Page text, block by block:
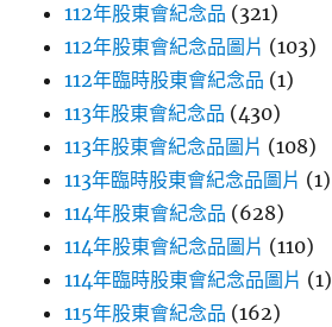
112年股東會紀念品 (321)
112年股東會紀念品圖片 (103)
112年臨時股東會紀念品 (1)
113年股東會紀念品 (430)
113年股東會紀念品圖片 (108)
113年臨時股東會紀念品圖片 (1)
114年股東會紀念品 (628)
114年股東會紀念品圖片 (110)
114年臨時股東會紀念品圖片 (1)
115年股東會紀念品 (162)